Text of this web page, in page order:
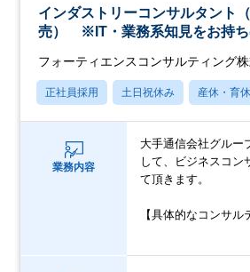
インダストリーコンサルタント
売） ※IT・業務系知見をお持ち
フォーティエンスコンサルティング
正社員採用 土日祝休み 産休・育
業務内容
大手通信会社グルー
して、ビジネスコン
て頂きます。
【具体的なコンサル